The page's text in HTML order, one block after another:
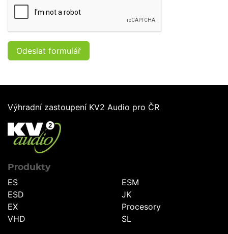
Odeslat formulář
Výhradní zastoupení KV2 Audio pro ČR
Produkty
ES
ESD
EX
VHD
ESM
JK
Procesory
SL